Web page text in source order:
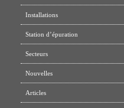
Installations
Station d’épuration
Secteurs
Nouvelles
Articles